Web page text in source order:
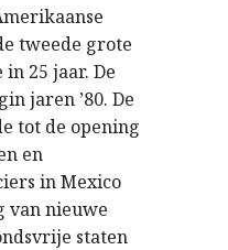
tweede grote
25 jaar. De
jaren ’80. De
tot de opening
en
in Mexico
van nieuwe
staten